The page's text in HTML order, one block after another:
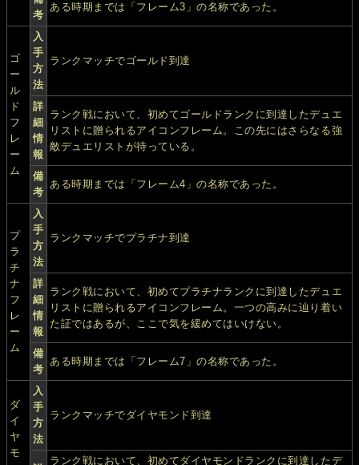
考
ある時期までは「フレーム3」の名称であった。
ゴ
ー
ル
ド
フ
レ
ー
ム
入
手
方
法
ランクマッチでゴールド到達
詳
細
情
報
ランク戦において、初めてゴールドランクに到達したデュエ
リストに贈られるアイコンフレーム。この先にはさらなる強
敵デュエリストが待っている。
備
考
ある時期までは「フレーム4」の名称であった。
プ
ラ
チ
ナ
フ
レ
ー
ム
入
手
方
法
ランクマッチでプラチナ到達
詳
細
情
報
ランク戦において、初めてプラチナランクに到達したデュエ
リストに贈られるアイコンフレーム。一つの高みに辿り着い
た証ではあるが、ここで気を緩めてはいけない。
備
考
ある時期までは「フレーム7」の名称であった。
ダ
イ
ヤ
モ
入
手
方
法
ランクマッチでダイヤモンド到達
ランク戦において、初めてダイヤモンドランクに到達したデ